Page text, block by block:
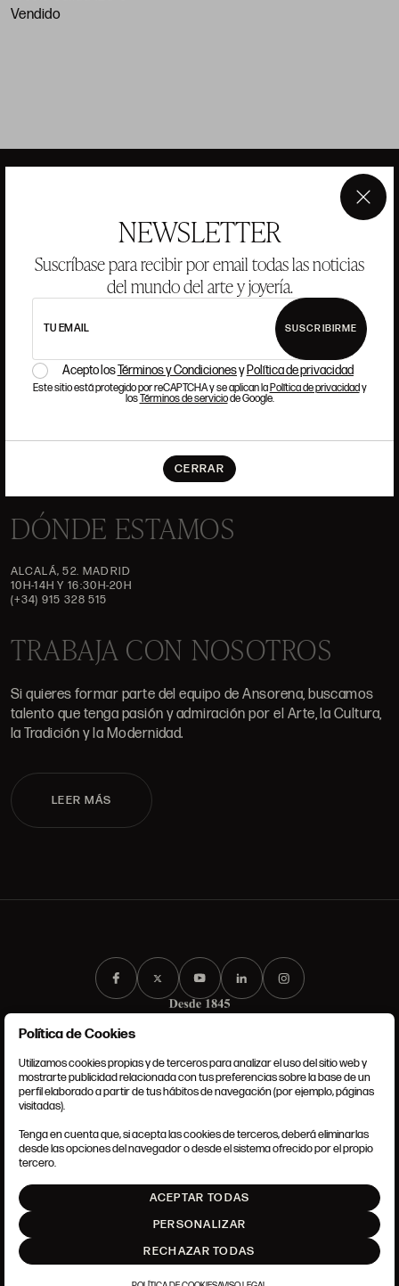
NEWSLETTER
Suscríbase para recibir por email todas las noticias
del mundo del arte y joyería.
TU EMAIL SUSCRIBIRME
Acepto losTérminos y Condicionesy Política de privacidad
Este sitio está protegido por reCAPTCHA y se aplican laPolítica de privacidady
losTérminos de serviciode Google.
CERRAR
×
vendido
ANSORENA
ANSORENA
EQUIPO
SUBASTAS
VALORACIONES
PREGUNTAS FRECUENTES
DÓNDE ESTAMOS
ALCALÁ, 52. MADRID
10H-14H Y 16:30H-20H
(+34) 915 328 515
TRABAJA CON NOSOTROS
Si quieres formar parte del equipo de Ansorena, buscamos
talento que tenga pasión y admiración por el Arte, la Cultura,
la Tradición y la Modernidad.
LEER MÁS
CONDICIONES GENERALES
POLÍTICA DE COOKIES
AJUSTE DE COOKIES
Política de Cookies
Utilizamos cookies propias y de terceros para analizar el uso del sitio web y
mostrarte publicidad relacionada con tus preferencias sobre la base de un
perfil elaborado a partir de tus hábitos de navegación (por ejemplo, páginas
visitadas).
Tenga en cuenta que, si acepta las cookies de terceros, deberá eliminarlas
desde las opciones del navegador o desde el sistema ofrecido por el propio
tercero.
ACEPTAR TODAS
PERSONALIZAR
RECHAZAR TODAS